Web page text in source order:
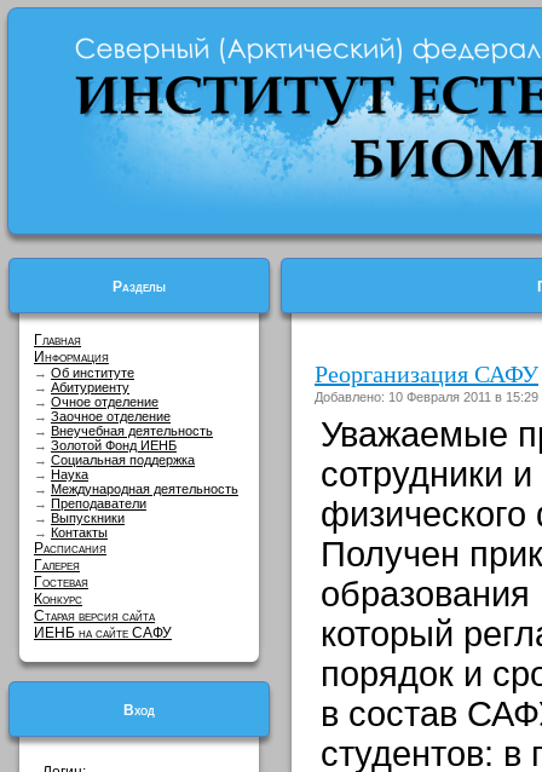
Разделы
Главная
Информация
→ Об институте
→ Абитуриенту
→ Очное отделение
→ Заочное отделение
→ Внеучебная деятельность
→ Золотой Фонд ИЕНБ
→ Социальная поддержка
→ Наука
→ Международная деятельность
→ Преподаватели
→ Выпускники
→ Контакты
Расписания
Галерея
Гостевая
Конкурс
Старая версия сайта
ИЕНБ на сайте САФУ
Вход
Реорганизация САФУ
Добавлено: 10 Февраля 2011 в
Уважаемые
сотрудники
физического
Получен
который
порядок и
в состав
студентов: